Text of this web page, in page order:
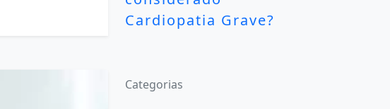
Cardiopatia Grave?
Categorias